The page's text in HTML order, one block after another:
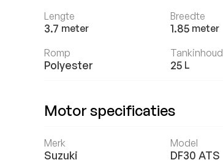
Lengte
3.7 meter
Breedte
1.85 meter
Romp
Polyester
Tankinhoud
25 L
Motor specificaties
Merk
Suzuki
Model
DF30 ATS